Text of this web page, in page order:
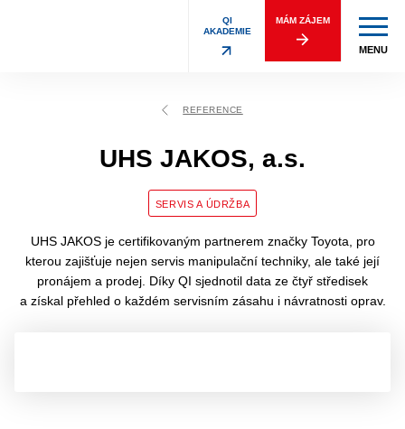
QI
AKADEMIE
MÁM ZÁJEM
MENU
REFERENCE
UHS JAKOS, a.s.
SERVIS A ÚDRŽBA
UHS JAKOS je certifikovaným partnerem značky Toyota, pro
kterou zajišťuje nejen servis manipulační techniky, ale také její
pronájem a prodej. Díky QI sjednotil data ze čtyř středisek
a získal přehled o každém servisním zásahu i návratnosti oprav.